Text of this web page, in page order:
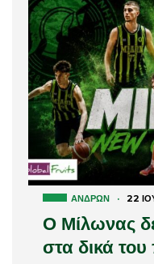
ΑΝΔΡΏΝ · 22
Ο Μίλωνας
στα δικά του